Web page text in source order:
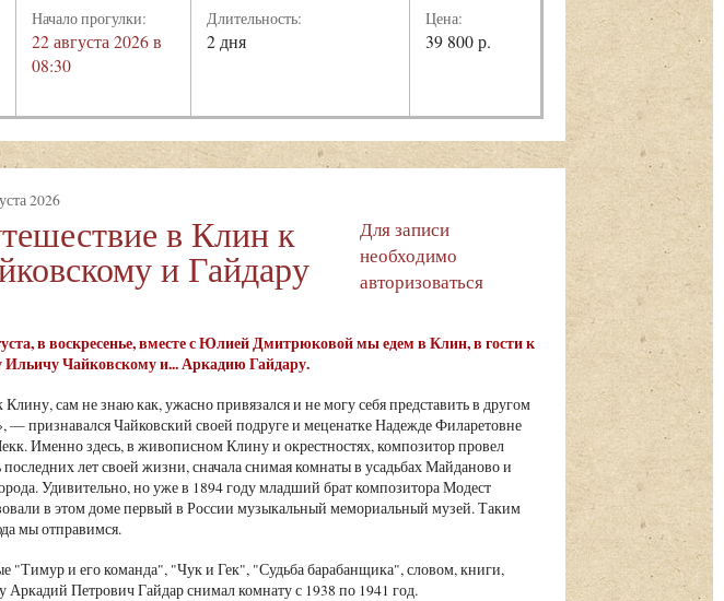
Начало прогулки:
22 августа 2026 в
08:30
Длительность:
2 дня
Цена:
39 800 р.
2026
в Клин к
и Гайдару
Для записи
необходимо
авторизоваться
в воскресенье, вместе с Юлией Дмитрюковой мы едем в Клин, в гости к
Ильичу Чайковскому и... Аркадию Гайдару.
сам не знаю как, ужасно привязался и не могу себя представить в другом
— признавался Чайковский своей подруге и меценатке Надежде Филаретовне
Именно здесь, в живописном Клину и окрестностях, композитор провел
последних лет своей жизни, сначала снимая комнаты в усадьбах Майданово и
Удивительно, но уже в 1894 году младший брат композитора Модест
в этом доме первый в России музыкальный мемориальный музей. Таким
мы отправимся.
"Тимур и его команда", "Чук и Гек", "Судьба барабанщика", словом, книги,
Петрович Гайдар снимал комнату с 1938 по 1941 год.